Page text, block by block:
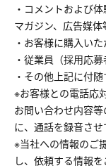
・コメントおよび
マガジン、広告媒
・お客様に購入い
・従業員（採用応
・その他上記に付
※お客様との電話応
お問い合わせ内容
に、通話を録音させ
※当社への情報のご
し、依頼する情報